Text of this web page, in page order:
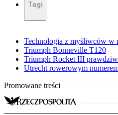
Tagi
Technologia z myśliwców w
Triumph Bonneville T120
Triumph Rocket III
Utrecht rowerowym
Promowane treści